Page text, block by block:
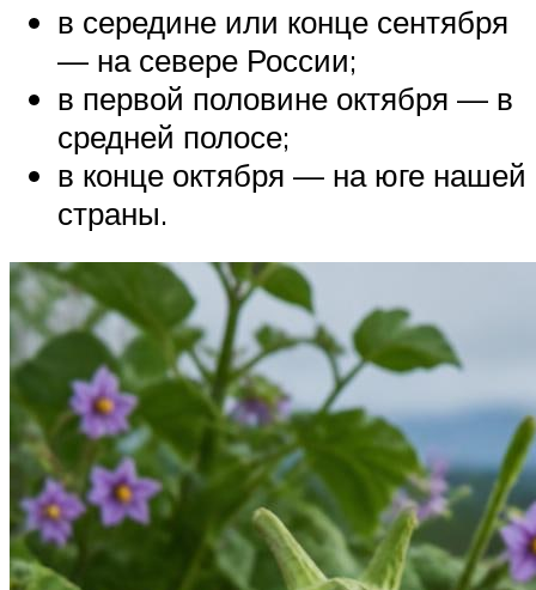
в середине или конце сентября
— на севере России;
в первой половине октября — в
средней полосе;
в конце октября — на юге нашей
страны.